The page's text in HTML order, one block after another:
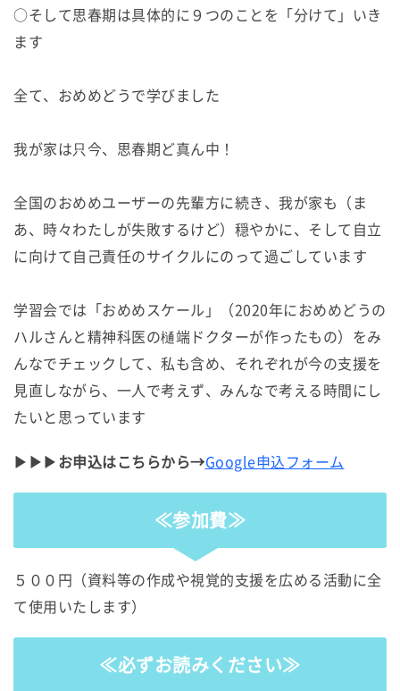
○そして思春期は具体的に９つのことを「分けて」いき
ます
全て、おめめどうで学びました
我が家は只今、思春期ど真ん中！
全国のおめめユーザーの先輩方に続き、我が家も（ま
あ、時々わたしが失敗するけど）穏やかに、そして自立
に向けて自己責任のサイクルにのって過ごしています
学習会では「おめめスケール」（2020年におめめどうの
ハルさんと精神科医の樋端ドクターが作ったもの）をみ
んなでチェックして、私も含め、それぞれが今の支援を
見直しながら、一人で考えず、みんなで考える時間にし
たいと思っています
▶▶▶お申込はこちらから→Google申込フォーム
≪参加費≫
５００円（資料等の作成や視覚的支援を広める活動に全
て使用いたします）
≪必ずお読みください≫